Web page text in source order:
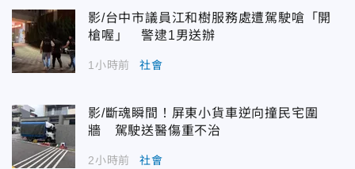
影/台中市議員江和樹服務處遭駕駛嗆「開
槍喔」 警逮1男送辦
1小時前 社會
影/斷魂瞬間！屏東小貨車逆向撞民宅圍
牆 駕駛送醫傷重不治
2小時前 社會